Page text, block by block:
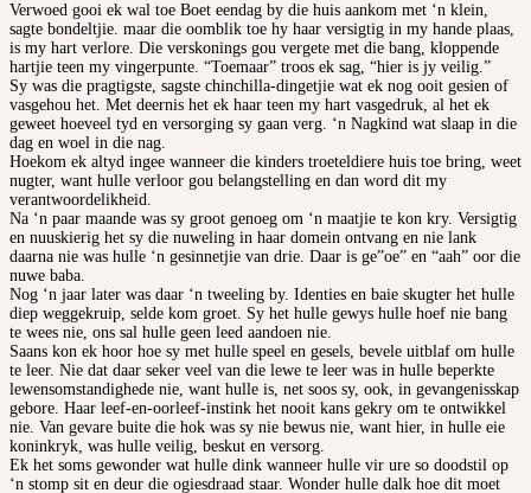
Verwoed gooi ek wal toe Boet eendag by die huis aankom met ‘n klein,
sagte bondeltjie. maar die oomblik toe hy haar versigtig in my hande plaas,
is my hart verlore. Die verskonings gou vergete met die bang, kloppende
hartjie teen my vingerpunte. “Toemaar” troos ek sag, “hier is jy veilig.”
Sy was die pragtigste, sagste chinchilla-dingetjie wat ek nog ooit gesien of
vasgehou het. Met deernis het ek haar teen my hart vasgedruk, al het ek
geweet hoeveel tyd en versorging sy gaan verg. ‘n Nagkind wat slaap in die
dag en woel in die nag.
Hoekom ek altyd ingee wanneer die kinders troeteldiere huis toe bring, weet
nugter, want hulle verloor gou belangstelling en dan word dit my
verantwoordelikheid.
Na ‘n paar maande was sy groot genoeg om ‘n maatjie te kon kry. Versigtig
en nuuskierig het sy die nuweling in haar domein ontvang en nie lank
daarna nie was hulle ‘n gesinnetjie van drie. Daar is ge”oe” en “aah” oor die
nuwe baba.
Nog ‘n jaar later was daar ‘n tweeling by. Identies en baie skugter het hulle
diep weggekruip, selde kom groet. Sy het hulle gewys hulle hoef nie bang
te wees nie, ons sal hulle geen leed aandoen nie.
Saans kon ek hoor hoe sy met hulle speel en gesels, bevele uitblaf om hulle
te leer. Nie dat daar seker veel van die lewe te leer was in hulle beperkte
lewensomstandighede nie, want hulle is, net soos sy, ook, in gevangenisskap
gebore. Haar leef-en-oorleef-instink het nooit kans gekry om te ontwikkel
nie. Van gevare buite die hok was sy nie bewus nie, want hier, in hulle eie
koninkryk, was hulle veilig, beskut en versorg.
Ek het soms gewonder wat hulle dink wanneer hulle vir ure so doodstil op
‘n stomp sit en deur die ogiesdraad staar. Wonder hulle dalk hoe dit moet